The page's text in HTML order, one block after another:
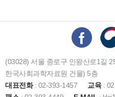
(03028) 서울 종로구 인왕산로1길
한국사회과학자료원 건물) 5층
대표전화: 02-393-1457 교육: